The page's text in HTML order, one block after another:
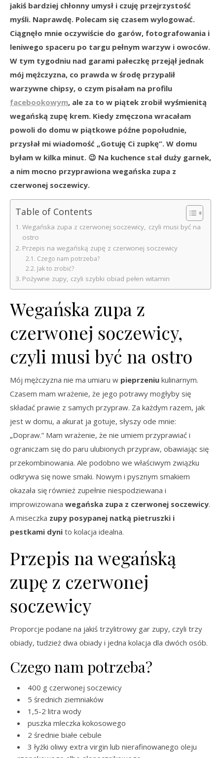
jakiś bardziej chłonny umysł i czuję przejrzystość
myśli. Naprawdę. Polecam się czasem wylogować.
Ciągnęło mnie oczywiście do garów, fotografowania i
leniwego spaceru po targu pełnym warzyw i owoców.
W tym tygodniu nad garami pałeczkę przejął jednak
mój mężczyzna, co prawda w środę przypalił
warzywne chipsy, o czym pisałam na profilu
facebookowym, ale za to w piątek zrobił wyśmienitą
wegańską zupę krem. Kiedy zmęczona wracałam
powoli do domu w piątkowe późne popołudnie,
przysłał mi wiadomość „Gotuję Ci zupkę”. W domu
byłam w kilka minut. 😉 Na kuchence stał duży garnek,
a nim mocno przyprawiona wegańska zupa z
czerwonej soczewicy.
Table of Contents
Wegańska zupa z czerwonej soczewicy, czyli musi być na
ostro
Przepis na wegańską zupę z czerwonej soczewicy
Czego nam potrzeba?
Jak to zrobić?
Pożywne zupy, czyli szybki obiad pełen witamin
Wegańska zupa z
czerwonej soczewicy,
czyli musi być na ostro
Mój mężczyzna nie ma umiaru w pieprzeniu kulinarnym.
Czasem mam wrażenie, że jego potrawy mogłyby się
składać prawie z samych przypraw. Za każdym razem, jak
jest w domu, a akurat ja gotuje, słyszy ode mnie:
„Dopraw.” Mam wrażenie, że nie umiem przyprawiać i
ograniczam się do paru ulubionych przypraw, obawiając się
przekombinowania. Ale podobno we właściwym związku
odkrywa się nowe smaki. Nowym i pysznym smakiem
okazała się również zupełnie niespodziewana i
improwizowana wegańska zupa z czerwonej soczewicy.
A miseczka zupy posypanej natką pietruszki i
pestkami dyni to kolacja idealna.
Przepis na wegańską
zupę z czerwonej
soczewicy
Proporcje podane na jakiś trzylitrowy gar zupy, czyli trzy
obiady, tudzież dwa obiady i jedna kolacja dla dwóch osób.
Czego nam potrzeba?
400 g czerwonej soczewicy
5 średnich ziemniaków
1,5-2 litra wody
puszka mleczka kokosowego
2 średnie białe cebule
3 łyżki oliwy extra virgin lub nierafinowanego oleju